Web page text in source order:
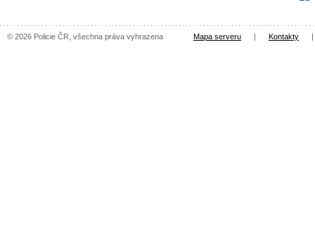
© 2026 Policie ČR, všechna práva vyhrazena Mapa serveru | Kontakty |